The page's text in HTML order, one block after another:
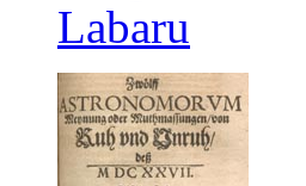
Labaru